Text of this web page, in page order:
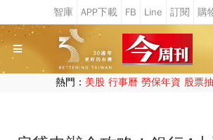
熱門： 美股 行事曆 勞保年資 股票